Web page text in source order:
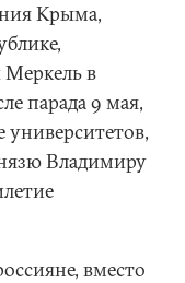
Крыма,
в
парада 9 мая,
Владимиру
вместо